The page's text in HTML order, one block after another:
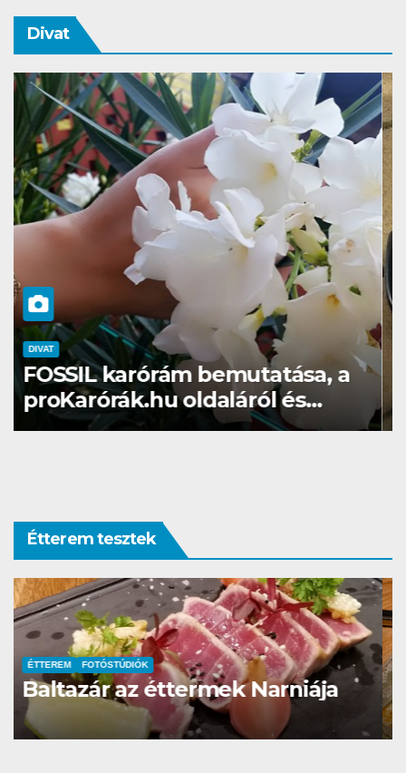
Divat
DIVAT
proKarórák.hu-Egy karóra
öltöztet! Tartja ezt a mondás…
Étterem tesztek
ÉTKEZÉS ÉTTEREM VEGÁN
TATI – Farm to table étterem